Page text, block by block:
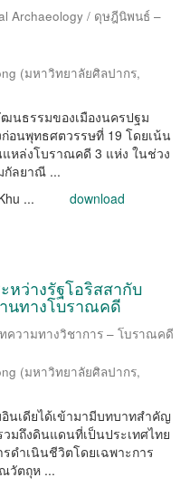
Archaeology / ดุษฎีนิพนธ์ –
(มหาวิทยาลัยศิลปากร,
นธรรมของเมืองนครปฐม
อนพุทธศตวรรษที่ 19 โดยเน้น
หล่งโบราณคดี 3 แห่ง ในช่วง
กัลยาณี ...
... download
ว่างรัฐโอริสสากับ
นทางโบราณคดี
ความทางวิชาการ – โบราณคดี
(มหาวิทยาลัยศิลปากร,
นเดียได้เข้ามามีบทบาทสำคัญ
มถึงดินแดนที่เป็นประเทศไทย
ดำเนินชีวิตโดยเฉพาะการ
วัตถุห ...